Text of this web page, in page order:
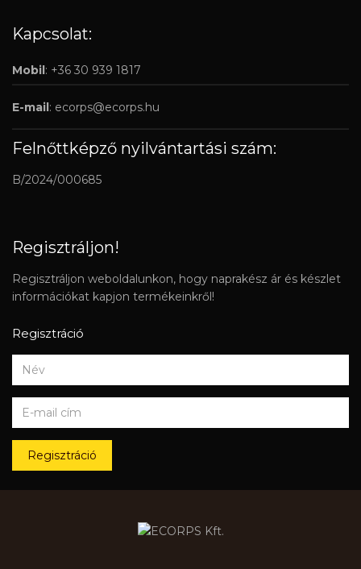
Kapcsolat:
Mobil: +36 30 939 1817
E-mail: ecorps@ecorps.hu
Felnőttképző nyilvántartási szám:
B/2024/000685
Regisztráljon!
Regisztráljon weboldalunkon, hogy naprakész ár és készlet
információkat kapjon termékeinkről!
Regisztráció
Regisztráció